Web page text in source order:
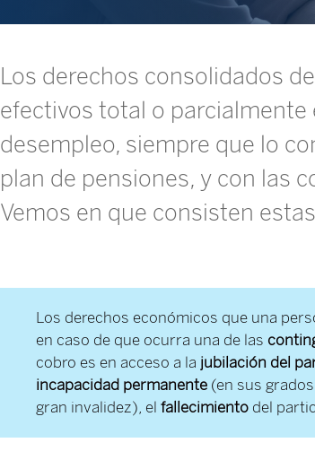
Los derechos consolidados
efectivos total o
desempleo, siempre que lo
plan de pensiones, y con las
Vemos en que consisten
Los derechos económicos que una
en caso de que ocurra una de las
cobro es en acceso a la jubilación del
incapacidad permanente(en sus
gran invalidez), el fallecimientodel